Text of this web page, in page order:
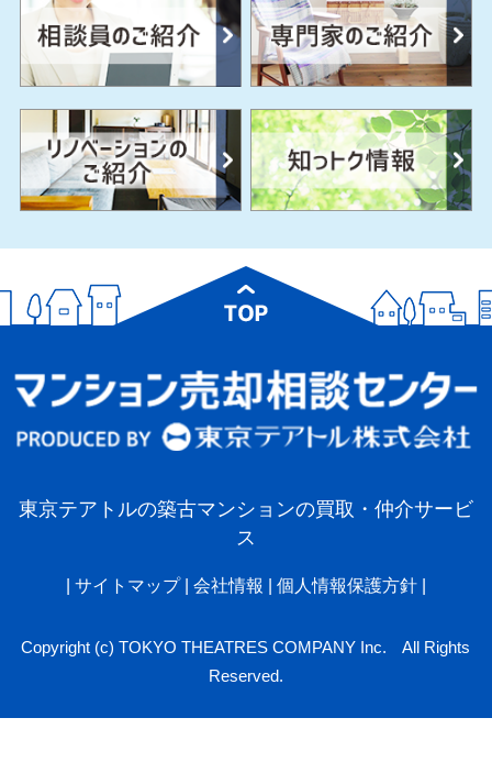
東京テアトルの築古マンションの買取・仲介サービ
ス
サイトマップ 会社情報 個人情報保護方針|
Copyright (c) TOKYO THEATRES COMPANY Inc. All Rights
Reserved.